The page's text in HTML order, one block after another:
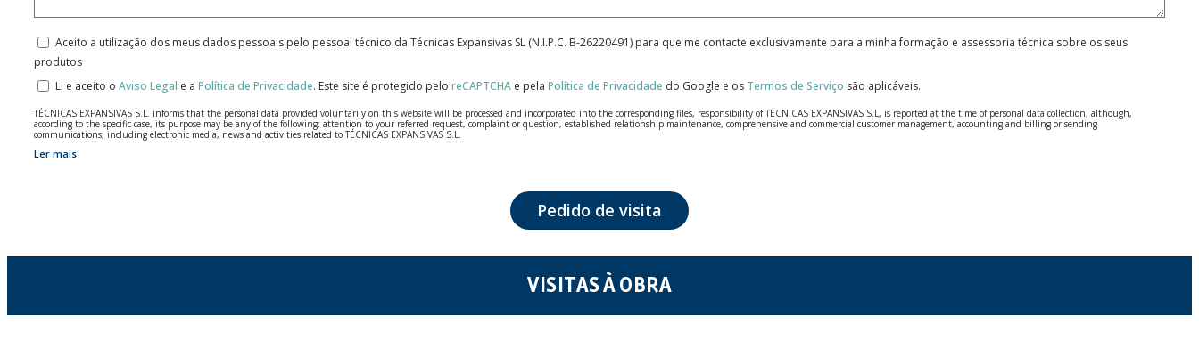
Aceito a utilização dos meus dados pessoais pelo pessoal técnico da Técnicas Expansivas SL (N.I.P.C. B-26220491) para que me contacte exclusivamente para a minha formação e assessoria técnica sobre os seus
produtos
Li e aceito o Aviso Legal e a Política de Privacidade. Este site é protegido pelo reCAPTCHA e pela Política de Privacidade do Google e os Termos de Serviço são aplicáveis.
TÉCNICAS EXPANSIVAS S.L. informs that the personal data provided voluntarily on this website will be processed and incorporated into the corresponding files, responsibility of TÉCNICAS EXPANSIVAS S.L, is reported at the time of personal data collection, although,
according to the specific case, its purpose may be any of the following: attention to your referred request, complaint or question, established relationship maintenance, comprehensive and commercial customer management, accounting and billing or sending
communications, including electronic media, news and activities related to TÉCNICAS EXPANSIVAS S.L.
The data in our files are strictly confidential and shall be treated with the utmost confidentiality and shall comply with all the requirements provided for the General Data Protection Regulation (GDPR) 2016.
The user may at any time exercise their rights of access, rectification, cancellation and opposition under the provisions of the General Data Protection Regulation (GDPR) 2016 by sending a letter together with a photocopy of your ID, to P.I. La Portalada II | c/ Segador 13,
Ler mais
Pedido de visita
VISITAS À OBRA